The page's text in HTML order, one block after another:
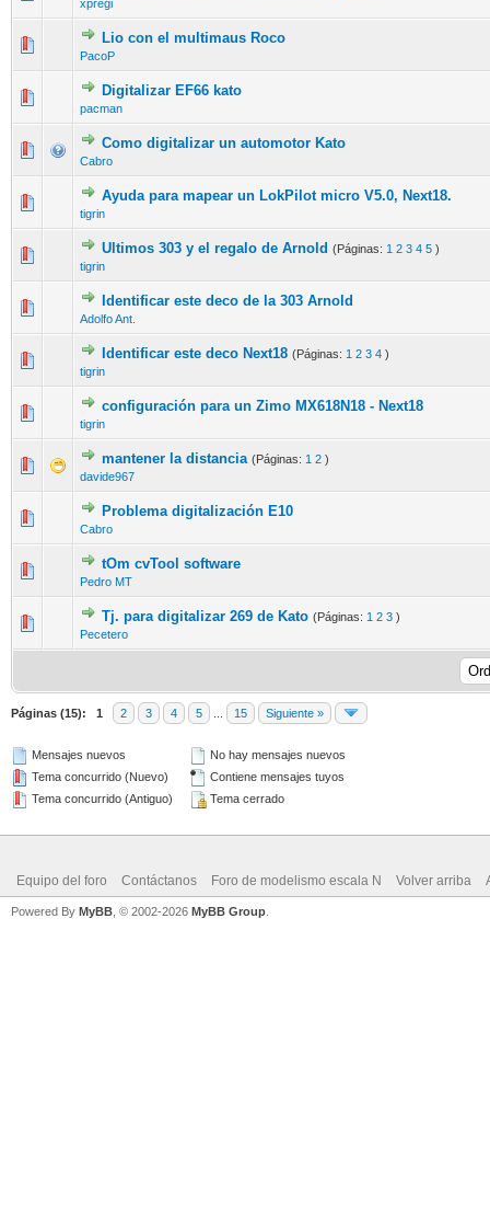
xpregi
Lio con el multimaus Roco
PacoP
Digitalizar EF66 kato
pacman
Como digitalizar un automotor Kato
Cabro
Ayuda para mapear un LokPilot micro V5.0, Next18.
tigrin
Ultimos 303 y el regalo de Arnold (Páginas: 1 2 3 4 5 )
tigrin
Identificar este deco de la 303 Arnold
Adolfo Ant.
Identificar este deco Next18 (Páginas: 1 2 3 4 )
tigrin
configuración para un Zimo MX618N18 - Next18
tigrin
mantener la distancia (Páginas: 1 2 )
davide967
Problema digitalización E10
Cabro
tOm cvTool software
Pedro MT
Tj. para digitalizar 269 de Kato (Páginas: 1 2 3 )
Pecetero
Páginas (15): 1 2 3 4 5 15 Siguiente »
Mensajes nuevos
Tema concurrido (Nuevo)
Tema concurrido (Antiguo)
No hay mensajes nuevos
Contiene mensajes tuyos
Tema cerrado
Equipo del foro Contáctanos Foro de modelismo escala N Volver arriba
Powered By MyBB , © 2002-2026 MyBB Group